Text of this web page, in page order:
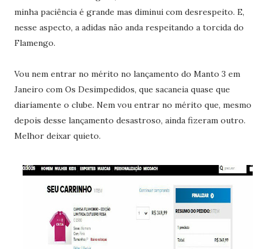
minha paciência é grande mas diminui com desrespeito. E,
nesse aspecto, a adidas não anda respeitando a torcida do
Flamengo.
Vou nem entrar no mérito no lançamento do Manto 3 em
Janeiro com Os Desimpedidos, que sacaneia quase que
diariamente o clube. Nem vou entrar no mérito que, mesmo
depois desse lançamento desastroso, ainda fizeram outro.
Melhor deixar quieto.